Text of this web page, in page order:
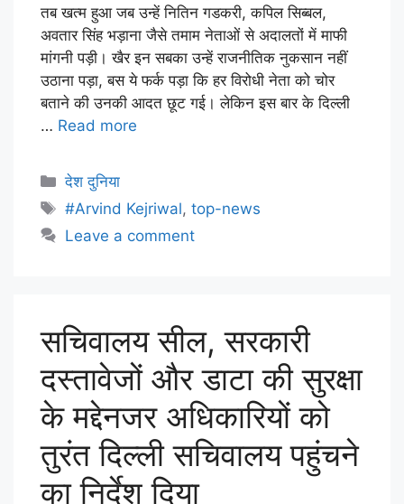
तब खत्म हुआ जब उन्हें नितिन गडकरी, कपिल सिब्बल,
अवतार सिंह भड़ाना जैसे तमाम नेताओं से अदालतों में माफी
मांगनी पड़ी। खैर इन सबका उन्हें राजनीतिक नुकसान नहीं
उठाना पड़ा, बस ये फर्क पड़ा कि हर विरोधी नेता को चोर
बताने की उनकी आदत छूट गई। लेकिन इस बार के दिल्ली
… Read more
देश दुनिया
#Arvind Kejriwal,top-news
Leave a comment
सचिवालय सील, सरकारी
दस्तावेजों और डाटा की सुरक्षा
के मद्देनजर अधिकारियों को
तुरंत दिल्ली सचिवालय पहुंचने
का निर्देश दिया